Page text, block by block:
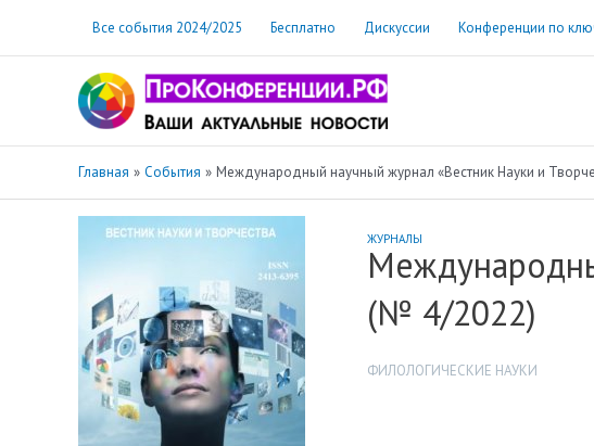
содержимому
Все события 2024/2025 Бесплатно Дискуссии Конференции по
Главная События Международный научный журнал «Вестник Науки и
ЖУРНАЛЫ
(№ 4/2022)
ФИЛОЛОГИЧЕСКИЕ НАУКИ